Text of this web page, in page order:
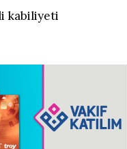
kabiliyeti